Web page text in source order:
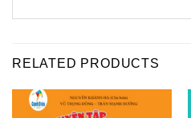
RELATED PRODUCTS